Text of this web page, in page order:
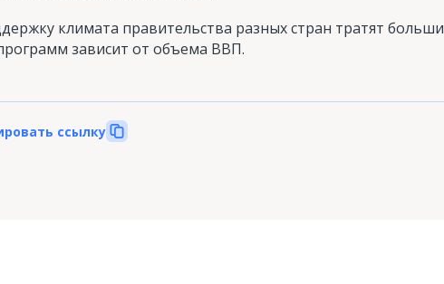
климата правительства разных стран тратят
зависит от объема ВВП.
ссылку